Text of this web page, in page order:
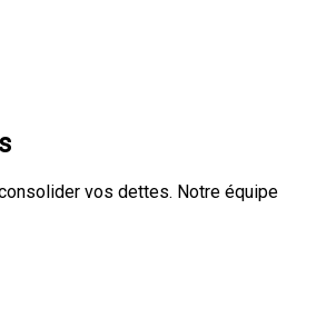
vos dettes. Notre équipe